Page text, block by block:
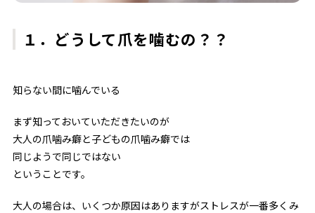
１．どうして爪を噛むの？？
知らない間に噛んでいる
まず知っておいていただきたいのが
大人の爪噛み癖と子どもの爪噛み癖では
同じようで同じではない
ということです。
大人の場合は、いくつか原因はありますがストレスが一番多くみ